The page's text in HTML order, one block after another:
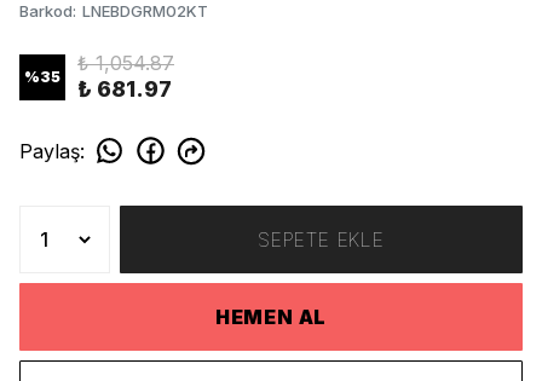
Barkod: LNEBDGRM02KT
%35
₺ 1,054.87
₺ 681.97
Paylaş:
SEPETE EKLE
HEMEN AL